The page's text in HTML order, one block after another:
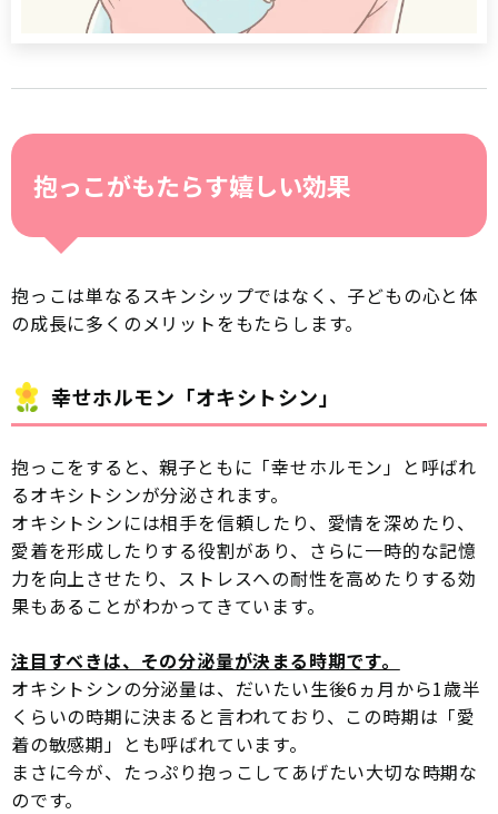
抱っこがもたらす嬉しい効果
抱っこは単なるスキンシップではなく、子どもの心と体
の成長に多くのメリットをもたらします。
幸せホルモン「オキシトシン」
抱っこをすると、親子ともに「幸せホルモン」と呼ばれ
るオキシトシンが分泌されます。
オキシトシンには相手を信頼したり、愛情を深めたり、
愛着を形成したりする役割があり、さらに一時的な記憶
力を向上させたり、ストレスへの耐性を高めたりする効
果もあることがわかってきています。
注目すべきは、その分泌量が決まる時期です。
オキシトシンの分泌量は、だいたい生後6ヵ月から1歳半
くらいの時期に決まると言われており、この時期は「愛
着の敏感期」とも呼ばれています。
まさに今が、たっぷり抱っこしてあげたい大切な時期な
のです。